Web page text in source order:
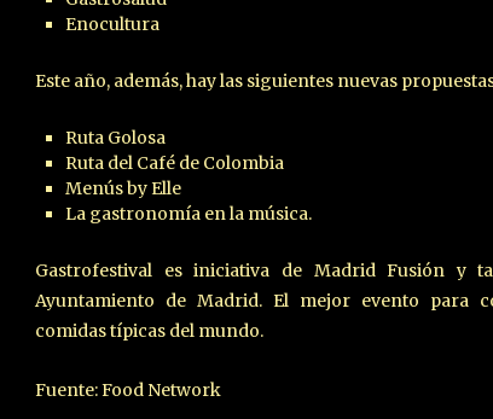
Enocultura
Este año, además, hay las siguientes nuevas
Ruta Golosa
Ruta del Café de Colombia
Menús by Elle
La gastronomía en la música.
Gastrofestival es iniciativa de Madrid Fusión y
Ayuntamiento de Madrid. El mejor evento para
comidas típicas del mundo.
Fuente: Food Network